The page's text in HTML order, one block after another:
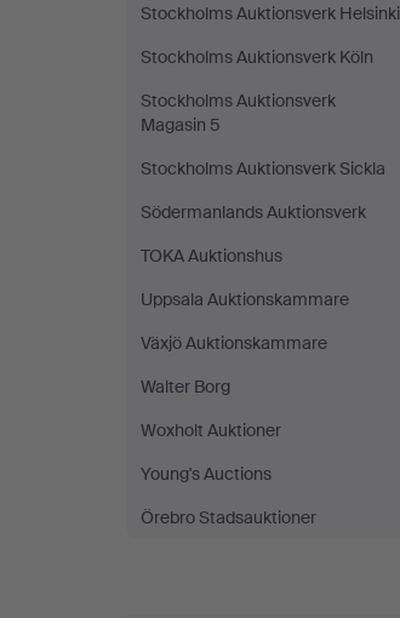
Stockholms Auktionsverk Helsinki
Stockholms Auktionsverk Köln
Stockholms Auktionsverk
Magasin 5
Stockholms Auktionsverk Sickla
Södermanlands Auktionsverk
TOKA Auktionshus
Uppsala Auktionskammare
Växjö Auktionskammare
Walter Borg
Woxholt Auktioner
Young's Auctions
Örebro Stadsauktioner